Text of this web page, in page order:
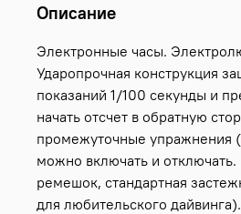
Описание
Электронные часы.
Ударопрочная конструкция
показаний 1/100 секунды и
начать отсчет в обратную
промежуточные упражнения
можно включать и
ремешок, стандартная
для любительского